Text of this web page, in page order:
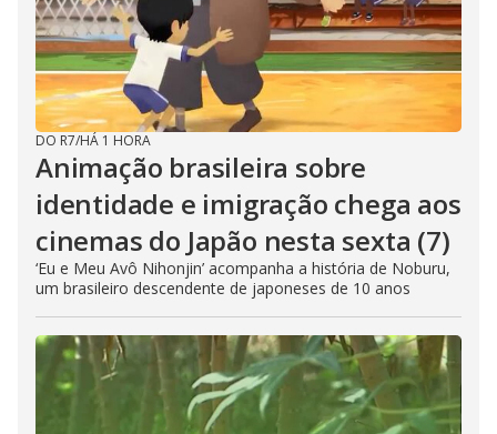
DO R7/HÁ 1 HORA
Animação brasileira sobre
identidade e imigração chega aos
cinemas do Japão nesta sexta (7)
‘Eu e Meu Avô Nihonjin’ acompanha a história de Noburu,
um brasileiro descendente de japoneses de 10 anos